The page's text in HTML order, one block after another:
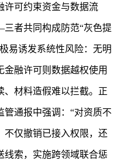
许可约束资金与数据流
者共同构成防范“灰色提
易诱发系统性风险：无明
融许可则数据越权使用
、材料造假难以拦截。正
管通报中强调：“对资质不
不仅撤销已接入权限，还
线索，实施跨领域联合惩